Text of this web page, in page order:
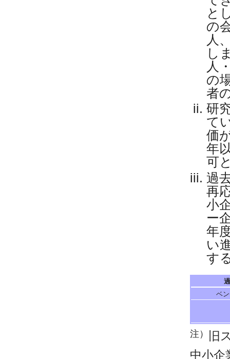
と
の
人
し
人
の
者
研
て
価
年
可
過
再
小
ー
年
い
す
ベ
注）
旧
中小企